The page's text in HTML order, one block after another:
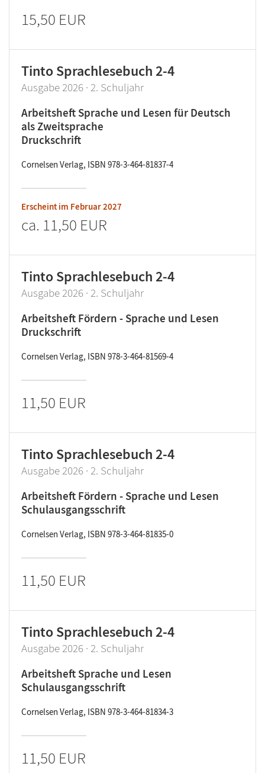
15,50 EUR
Tinto Sprachlesebuch 2-4
Ausgabe 2026 · 2. Schuljahr
Arbeitsheft Sprache und Lesen für Deutsch
als Zweitsprache
Druckschrift
Cornelsen Verlag, ISBN 978-3-464-81837-4
Erscheint im Februar 2027
ca. 11,50 EUR
Tinto Sprachlesebuch 2-4
Ausgabe 2026 · 2. Schuljahr
Arbeitsheft Fördern - Sprache und Lesen
Druckschrift
Cornelsen Verlag, ISBN 978-3-464-81569-4
11,50 EUR
Tinto Sprachlesebuch 2-4
Ausgabe 2026 · 2. Schuljahr
Arbeitsheft Fördern - Sprache und Lesen
Schulausgangsschrift
Cornelsen Verlag, ISBN 978-3-464-81835-0
11,50 EUR
Tinto Sprachlesebuch 2-4
Ausgabe 2026 · 2. Schuljahr
Arbeitsheft Sprache und Lesen
Schulausgangsschrift
Cornelsen Verlag, ISBN 978-3-464-81834-3
11,50 EUR